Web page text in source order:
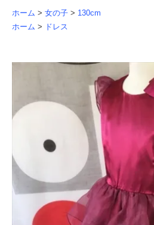
ホーム > 女の子 > 130cm
ホーム > ドレス